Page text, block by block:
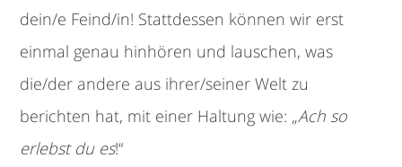
dein/e Feind/in! Stattdessen können wir erst
einmal genau hinhören und lauschen, was
die/der andere aus ihrer/seiner Welt zu
berichten hat, mit einer Haltung wie: „Ach so
erlebst du es!“